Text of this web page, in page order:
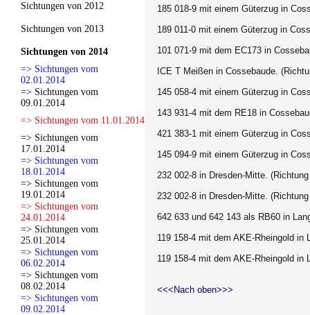
Sichtungen von 2012
Sichtungen von 2013
Sichtungen von 2014
=> Sichtungen vom
02.01.2014
=> Sichtungen vom
09.01.2014
=> Sichtungen vom 11.01.2014
=> Sichtungen vom
17.01.2014
=> Sichtungen vom
18.01.2014
=> Sichtungen vom
19.01.2014
=> Sichtungen vom
24.01.2014
=> Sichtungen vom
25.01.2014
=> Sichtungen vom
06.02.2014
=> Sichtungen vom
08.02.2014
=> Sichtungen vom
09.02.2014
185 018-9 mit einem Güterzug in
189 011-0 mit einem Güterzug in
101 071-9 mit dem EC173 in
ICE T Meißen in Cossebaude.
145 058-4 mit einem Güterzug in
143 931-4 mit dem RE18 in
421 383-1 mit einem Güterzug in
145 094-9 mit einem Güterzug in
232 002-8 in Dresden-Mitte.
232 002-8 in Dresden-Mitte.
642 633 und 642 143 als RB60 in
119 158-4 mit dem AKE-Rheingold in
119 158-4 mit dem AKE-Rheingold in
<<<Nach oben>>>